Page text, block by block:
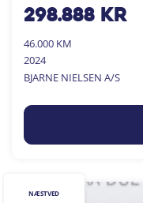
298.888kr
46.000 KM
2024
BJARNE NIELSEN A/S
NÆSTVED